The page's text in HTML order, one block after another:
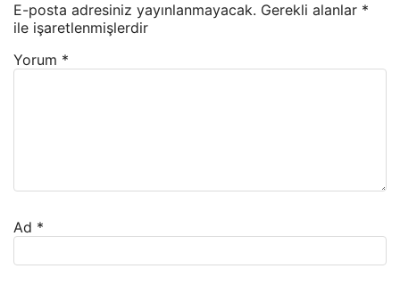
E-posta adresiniz yayınlanmayacak. Gerekli alanlar *
ile işaretlenmişlerdir
Yorum *
Ad *